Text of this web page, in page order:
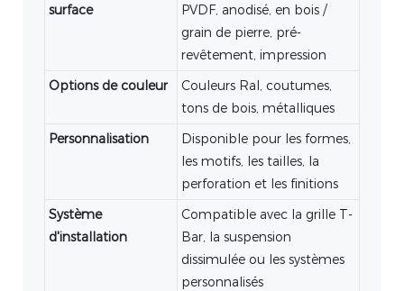
surface
PVDF, anodisé, en bois /
grain de pierre, pré-
revêtement, impression
Options de couleur
Couleurs Ral, coutumes,
tons de bois, métalliques
Personnalisation
Disponible pour les formes,
les motifs, les tailles, la
perforation et les finitions
Système
d'installation
Compatible avec la grille T-
Bar, la suspension
dissimulée ou les systèmes
personnalisés